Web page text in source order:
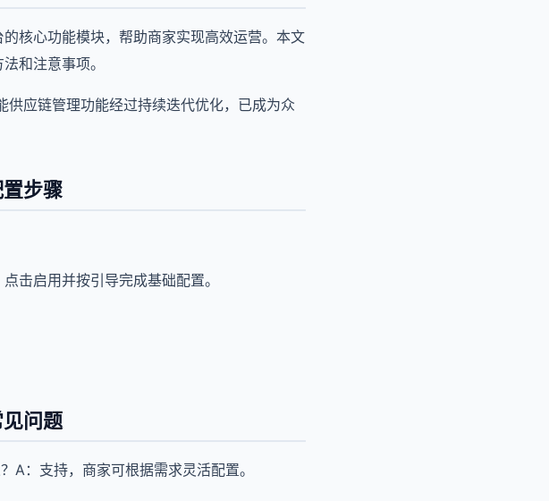
核心功能模块，帮助商家实现高效运营。本文
和注意事项。
应链管理功能经过持续迭代优化，已成为众
步骤
击启用并按引导完成基础配置。
问题
A：支持，商家可根据需求灵活配置。